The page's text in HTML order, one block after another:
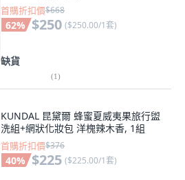
首購折扣價$668
62% $250 ($250.00/1套)
缺貨
(1)
KUNDAL 昆黛爾 蜂蜜夏威夷果旅行盥
洗組+網狀化妝包 洋槐辣木香, 1組
首購折扣價$376
40% $225 ($225.00/1套)